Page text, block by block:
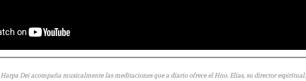
Harpa Dei acompaña musicalmente las meditaciones que a diario ofrece el Hno. Elías, su director espiritual.